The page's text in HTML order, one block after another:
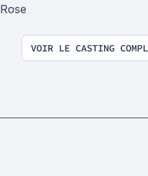
Rose
VOIR LE CASTING